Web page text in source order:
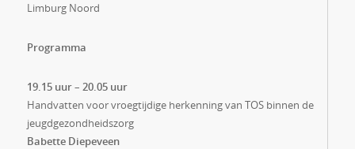
Limburg Noord
Programma
19.15 uur – 20.05 uur
Handvatten voor vroegtijdige herkenning van TOS binnen de
jeugdgezondheidszorg
Babette Diepeveen